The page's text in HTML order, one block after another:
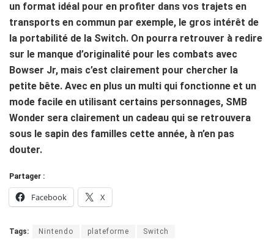
un format idéal pour en profiter dans vos trajets en
transports en commun par exemple, le gros intérêt de
la portabilité de la Switch. On pourra retrouver à redire
sur le manque d’originalité pour les combats avec
Bowser Jr, mais c’est clairement pour chercher la
petite bête. Avec en plus un multi qui fonctionne et un
mode facile en utilisant certains personnages, SMB
Wonder sera clairement un cadeau qui se retrouvera
sous le sapin des familles cette année, à n’en pas
douter.
Partager :
Facebook X
Tags: Nintendo plateforme Switch